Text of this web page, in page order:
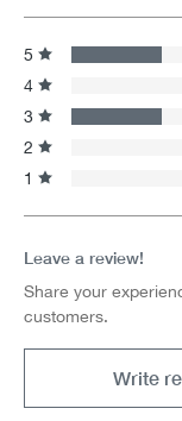
5
4
3
2
1
Leave a review!
Share your
customers.
Write